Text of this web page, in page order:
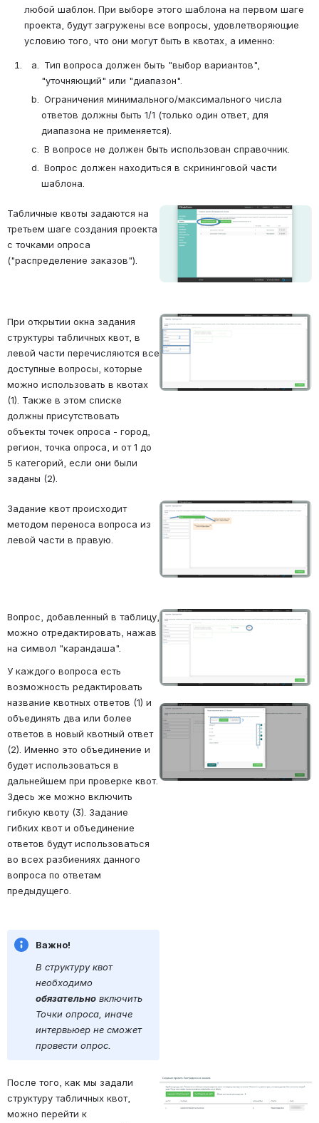
любой шаблон. При выборе этого шаблона на первом шаге
проекта, будут загружены все вопросы, удовлетворяющие
условию того, что они могут быть в квотах, а именно:
Тип вопроса должен быть "выбор вариантов",
"уточняющий" или "диапазон".
Ограничения минимального/максимального числа
ответов должны быть 1/1 (только один ответ, для
диапазона не применяется).
В вопросе не должен быть использован справочник.
Вопрос должен находиться в скрининговой части
шаблона.
Табличные квоты задаются на
третьем шаге создания проекта
с точками опроса
("распределение заказов").
Open
При открытии окна задания
структуры табличных квот, в
левой части перечисляются все
доступные вопросы, которые
можно использовать в квотах
(1). Также в этом списке
должны присутствовать
объекты точек опроса - город,
регион, точка опроса, и от 1 до
5 категорий, если они были
заданы (2).
Open
Задание квот происходит
методом переноса вопроса из
левой части в правую.
Open
Вопрос, добавленный в таблицу,
можно отредактировать, нажав
на символ "карандаша".
У каждого вопроса есть
возможность редактировать
название квотных ответов (1) и
объединять два или более
ответов в новый квотный ответ
(2). Именно это объединение и
будет использоваться в
дальнейшем при проверке квот.
Здесь же можно включить
гибкую квоту (3). Задание
гибких квот и объединение
ответов будут использоваться
во всех разбиениях данного
вопроса по ответам
предыдущего.
Важно!
В структуру квот
обязательно включить
Точки опроса, иначе
интервьюер не сможет
провести опрос.
Open
Open
После того, как мы задали
структуру табличных квот,
можно перейти к
Open